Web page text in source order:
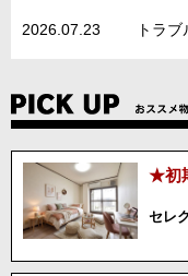
2026.07.23
★初
セレ